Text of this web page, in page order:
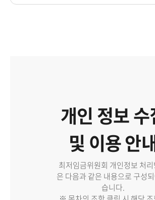
개인 정보 수
및 이용 안
최저임금위원회 개인정보 처리
은 다음과 같은 내용으로 구성
습니다.